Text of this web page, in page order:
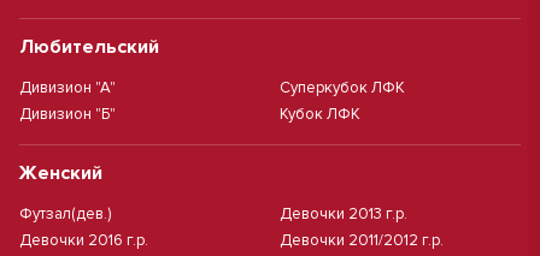
Любительский
Дивизион "А"
Дивизион "Б"
Суперкубок ЛФК
Кубок ЛФК
Женский
Футзал(дев.)
Девочки 2016 г.р.
Девочки 2013 г.р.
Девочки 2011/2012 г.р.